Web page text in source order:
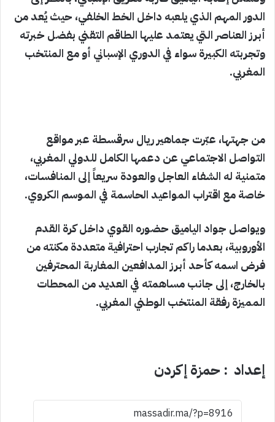
الدور المهم الذي يلعبه داخل الخط الخلفي، حيث يُعد من
أبرز العناصر التي يعتمد عليها الطاقم التقني بفضل خبرته
وتجربته الكبيرة سواء في الدوري الإسباني أو مع المنتخب
المغربي.
من جهتها، عبّرت جماهير ريال سرقسطة عبر مواقع
التواصل الاجتماعي عن دعمها الكامل للدولي المغربي،
متمنية له الشفاء العاجل والعودة سريعاً إلى المنافسات،
خاصة مع اقتراب المواعيد الحاسمة في الموسم الكروي.
ويواصل جواد الياميق حضوره القوي داخل كرة القدم
الأوروبية، بعدما راكم تجارب احترافية متعددة مكنته من
فرض اسمه كأحد أبرز المدافعين المغاربة المحترفين
بالخارج، إلى جانب مساهمته في العديد من المحطات
المميزة رفقة المنتخب الوطني المغربي.
إعداد : حمزة إكردن